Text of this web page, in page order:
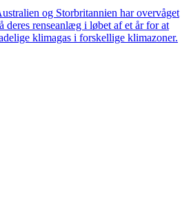
og Storbritannien har overvåget
deres renseanlæg i løbet af et år for at
klimagas i forskellige klimazoner.